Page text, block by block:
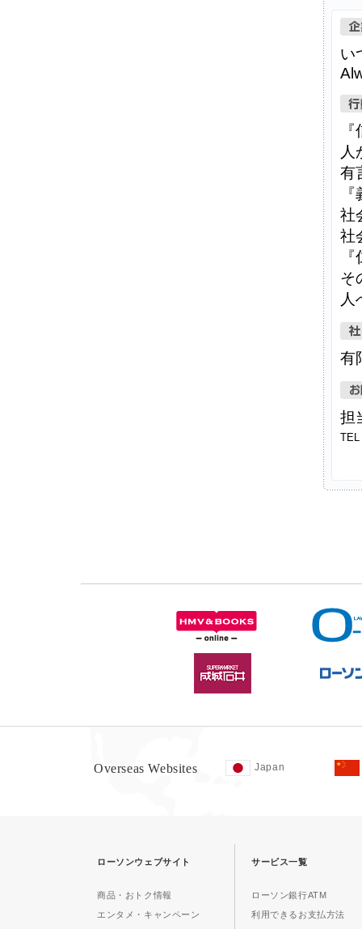
い
人
有
社
社
そ
人
有
担
TEL
Overseas Websites Japan
ローソンウェブサイト
商品・おトク情報
エンタメ・キャンペーン
サービス一覧
ローソン銀行ATM
利用できるお支払方法